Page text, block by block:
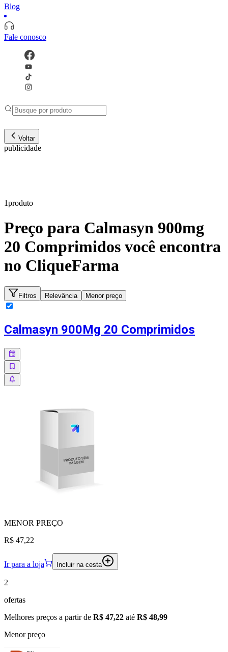
Blog
Fale conosco
Voltar
publicidade
1produto
Preço para Calmasyn 900mg
20 Comprimidos você encontra
no CliqueFarma
Filtros Relevância Menor preço
Calmasyn 900Mg 20 Comprimidos
MENOR PREÇO
R$ 47,22
Ir para a loja Incluir na cesta
2
ofertas
Melhores preços a partir de R$ 47,22 até R$ 48,99
Menor preço